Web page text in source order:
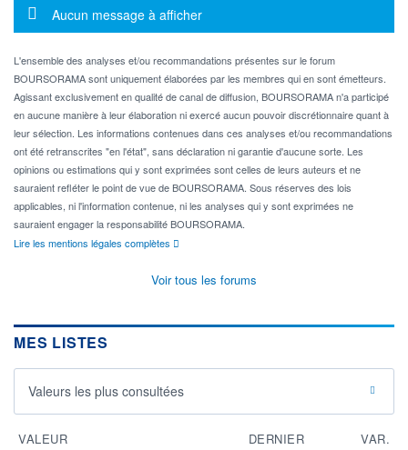
Message d'information
Aucun message à afficher
L'ensemble des analyses et/ou recommandations présentes sur le forum
BOURSORAMA sont uniquement élaborées par les membres qui en sont émetteurs.
Agissant exclusivement en qualité de canal de diffusion, BOURSORAMA n'a participé
en aucune manière à leur élaboration ni exercé aucun pouvoir discrétionnaire quant à
leur sélection. Les informations contenues dans ces analyses et/ou recommandations
ont été retranscrites "en l'état", sans déclaration ni garantie d'aucune sorte. Les
opinions ou estimations qui y sont exprimées sont celles de leurs auteurs et ne
sauraient refléter le point de vue de BOURSORAMA. Sous réserves des lois
applicables, ni l'information contenue, ni les analyses qui y sont exprimées ne
sauraient engager la responsabilité BOURSORAMA.
Lire les mentions légales complètes
Voir tous les forums
MES LISTES
Valeurs les plus consultées
VALEUR DERNIER VAR.